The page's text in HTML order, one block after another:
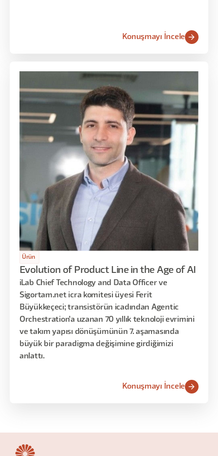
Konuşmayı İncele
Ürün
Evolution of Product Line in the Age of AI
iLab Chief Technology and Data Officer ve
Sigortam.net icra komitesi üyesi Ferit
Büyükkeçeci; transistörün icadından Agentic
Orchestration'a uzanan 70 yıllık teknoloji evrimini
ve takım yapısı dönüşümünün 7. aşamasında
büyük bir paradigma değişimine girdiğimizi
anlattı.
Konuşmayı İncele